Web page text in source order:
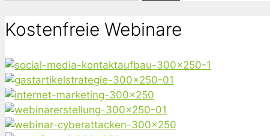
Kostenfreie Webinare